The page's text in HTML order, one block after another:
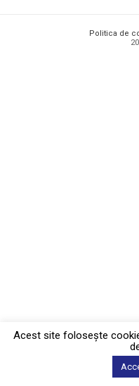
Politica de
Acest site foloseşte